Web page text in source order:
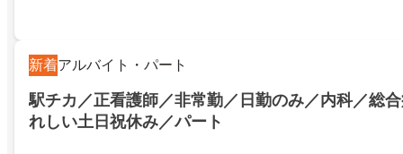
新着アルバイト・パート
駅チカ／正看護師／非常勤／日勤のみ／内科／総
れしい土日祝休み／パート